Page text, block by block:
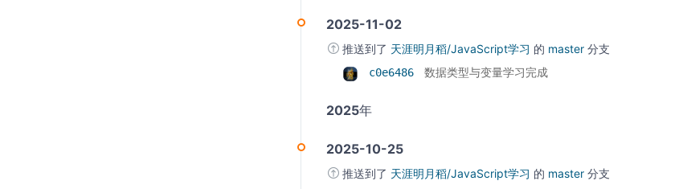
2025-11-02
推送到了 天涯明月稻/JavaScript学习 的 master分支
c0e6486 数据类型与变量学习完成
2025年
2025-10-25
推送到了 天涯明月稻/JavaScript学习 的 master分支